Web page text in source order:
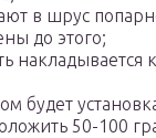
в шрус
до этого;
накладывается
будет
50-100